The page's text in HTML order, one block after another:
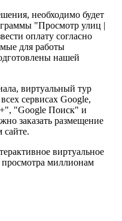
необходимо будет
"Просмотр улиц |
оплату согласно
для работы
нашей
виртуальный тур
сервисах Google,
"Google Поиск" и
заказать размещение
сайте.
виртуальное
просмотра миллионам